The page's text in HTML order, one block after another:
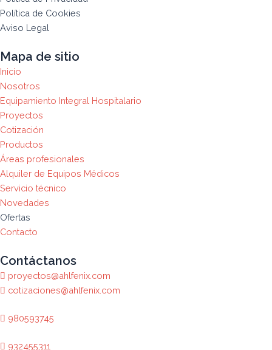
Política de Cookies
Aviso Legal
Mapa de sitio
Inicio
Nosotros
Equipamiento Integral Hospitalario
Proyectos
Cotización
Productos
Áreas profesionales
Alquiler de Equipos Médicos
Servicio técnico
Novedades
Ofertas
Contacto
Contáctanos
proyectos@ahlfenix.com
cotizaciones@ahlfenix.com
980593745
932455311